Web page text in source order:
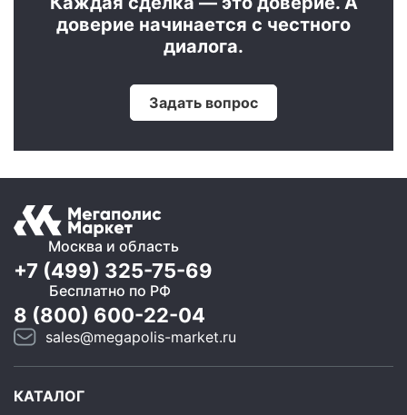
доверие начинается с честного
диалога.
Задать вопрос
Москва и область
+7 (499) 325-75-69
Бесплатно по РФ
8 (800) 600-22-04
sales@megapolis-market.ru
КАТАЛОГ